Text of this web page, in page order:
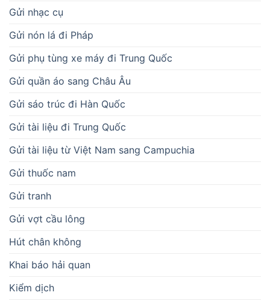
Gửi nhạc cụ
Gửi nón lá đi Pháp
Gửi phụ tùng xe máy đi Trung Quốc
Gửi quần áo sang Châu Âu
Gửi sáo trúc đi Hàn Quốc
Gửi tài liệu đi Trung Quốc
Gửi tài liệu từ Việt Nam sang Campuchia
Gửi thuốc nam
Gửi tranh
Gửi vợt cầu lông
Hút chân không
Khai báo hải quan
Kiểm dịch